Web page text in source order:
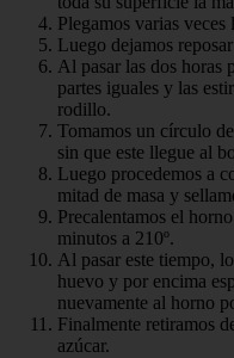
Plegamos varias veces
Luego dejamos
Al pasar las dos horas
partes iguales y las
rodillo.
Tomamos un círculo
sin que este llegue al
Luego procedemos a
mitad de masa y
Precalentamos el
minutos a 210º.
Al pasar este tiempo,
huevo y por encima
nuevamente al horno
Finalmente retiramos
azúcar.